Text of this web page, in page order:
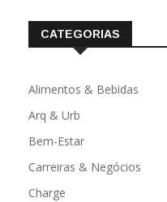
CATEGORIAS
Alimentos & Bebidas
Arq & Urb
Bem-Estar
Carreiras & Negócios
Charge